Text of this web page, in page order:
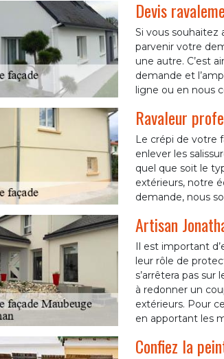
Devis
Si vous souhaitez
parvenir votre
une autre. C’est
demande et
ligne ou en nous
Ravaleur
Le crépi de votre
enlever les
quel que soit le
extérieurs, notre
demande, nous
Artisan
Il est important
leur rôle de
s’arrêtera pas
à redonner un
extérieurs. Pour
en apportant les
Confiez la